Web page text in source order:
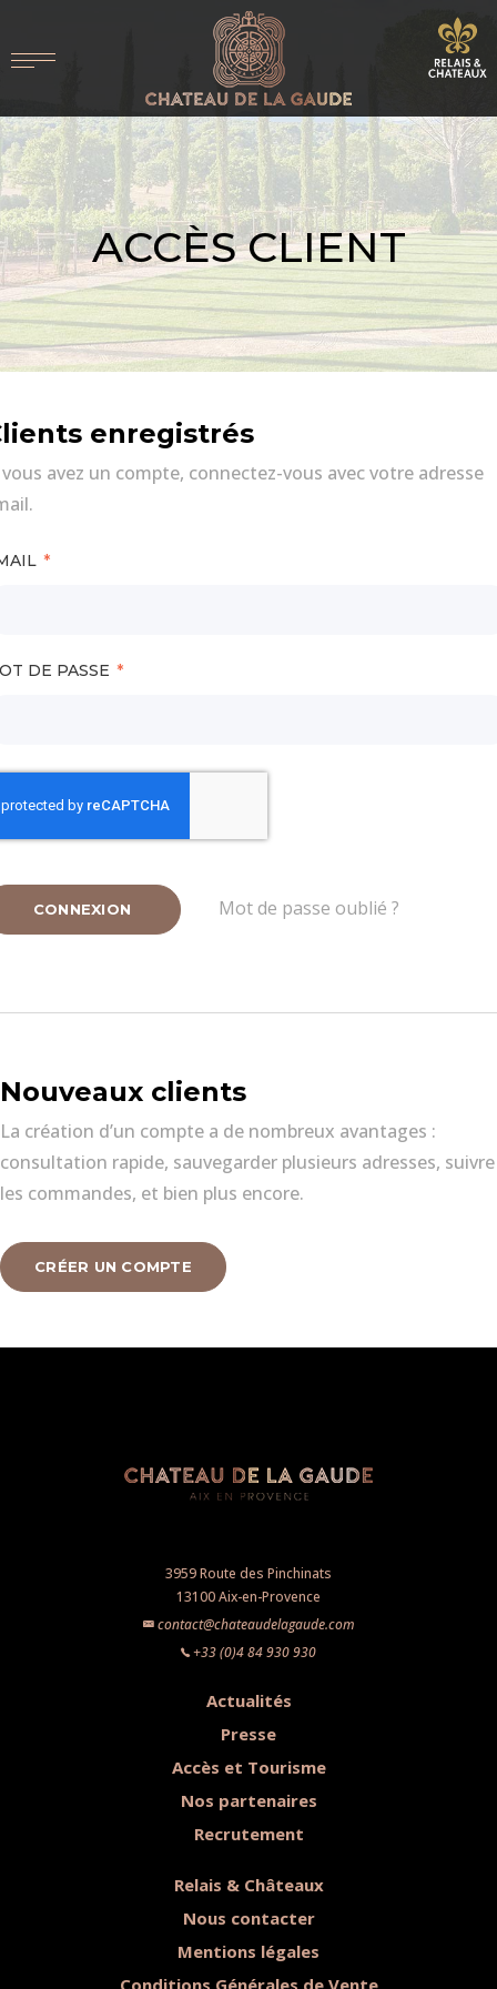
ACCÈS CLIENT
enregistrés
vous avez un compte, connectez-vous avec votre adresse
DE PASSE
CONNEXION Mot de passe oublié ?
Nouveaux clients
La création d’un compte a de nombreux avantages :
consultation rapide, sauvegarder plusieurs adresses, suivre
les commandes, et bien plus encore.
CRÉER UN COMPTE
3959 Route des Pinchinats
13100 Aix-en-Provence
contact@chateaudelagaude.com
+33 (0)4 84 930 930
Actualités
Presse
Accès et Tourisme
Nos partenaires
Recrutement
Relais & Châteaux
Nous contacter
Mentions légales
Conditions Générales de Vente